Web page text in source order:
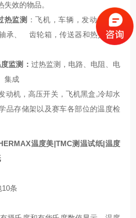
效的物品。
热监测 ：飞机，车辆，发动机、液
承、 齿轮箱，传送器和热交换器
监测： 过热监测，电路、电阻、电
集成
动机，高压开关，飞机黑盒,冷却水
品存储架以及赛车各部位的温度检
温度美|TMC测温试纸|温度
条